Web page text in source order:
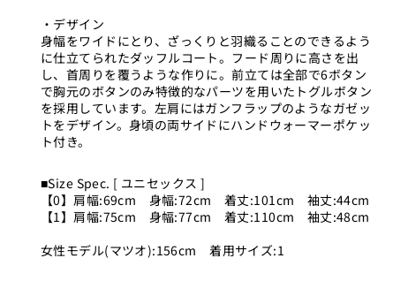
・デザイン
身幅をワイドにとり、ざっくりと羽織ることのできるよう
に仕立てられたダッフルコート。フード周りに高さを出
し、首周りを覆うような作りに。前立ては全部で6ボタン
で胸元のボタンのみ特徴的なパーツを用いたトグルボタン
を採用しています。左肩にはガンフラップのようなガゼッ
トをデザイン。身頃の両サイドにハンドウォーマーポケッ
ト付き。
■Size Spec. [ ユニセックス ]
【0】肩幅:69cm 身幅:72cm 着丈:101cm 袖丈:44cm
【1】肩幅:75cm 身幅:77cm 着丈:110cm 袖丈:48cm
女性モデル(マツオ):156cm 着用サイズ:1